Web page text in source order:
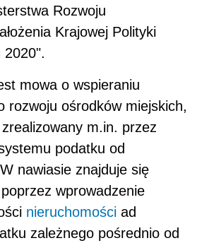
Rozwoju
Krajowej Polityki
2020".
mowa o wspieraniu
rozwoju ośrodków miejskich,
zrealizowany m.in. przez
podatku od
nawiasie znajduje się
wprowadzenie
nieruchomości ad
zależnego pośrednio od